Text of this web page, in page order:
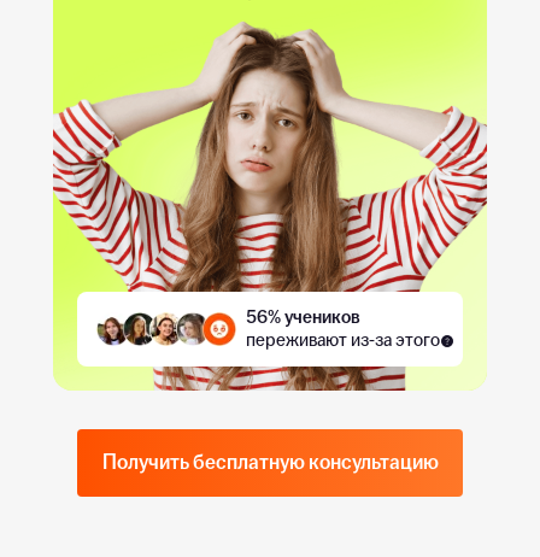
56% учеников
переживают из-за этого
Получить бесплатную консультацию